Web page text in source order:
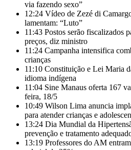
via fazendo sexo”
12:24 Vídeo de Zezé di
lamentam: “Luto”
11:43 Postos serão fiscalizados
preços, diz ministro
11:24 Campanha intensifica
crianças
11:10 Constituição e Lei Maria
idioma indígena
11:04 Sine Manaus oferta 167
feira, 18/5
10:49 Wilson Lima anuncia
para atender crianças e
13:24 Dia Mundial da
prevenção e tratamento
13:19 Professores do AM